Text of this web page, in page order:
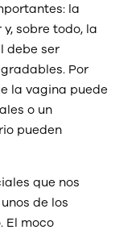
la
sobre todo, la
debe ser
Por
la vagina puede
o un
pueden
que nos
de los
El moco